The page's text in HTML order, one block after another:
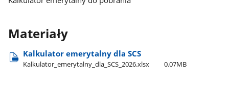
Materiały
Kalkulator emerytalny dla SCS
Kalkulator​_emerytalny​_dla​_SCS​_2026.xlsx 0.07MB